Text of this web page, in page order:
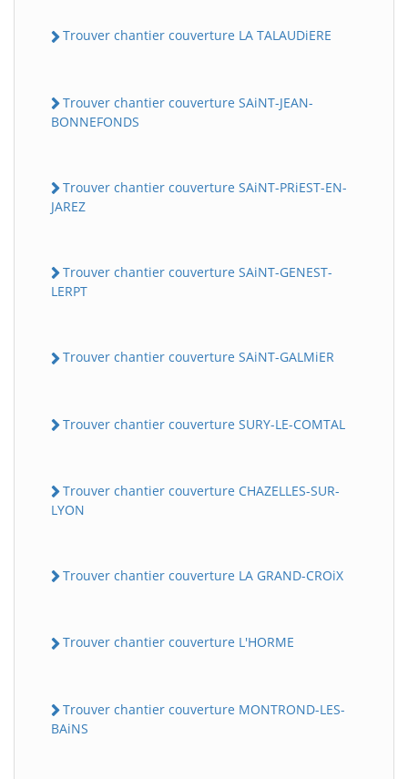
Trouver chantier couverture LA TALAUDiERE
Trouver chantier couverture SAiNT-JEAN-
BONNEFONDS
Trouver chantier couverture SAiNT-PRiEST-EN-
JAREZ
Trouver chantier couverture SAiNT-GENEST-
LERPT
Trouver chantier couverture SAiNT-GALMiER
Trouver chantier couverture SURY-LE-COMTAL
Trouver chantier couverture CHAZELLES-SUR-
LYON
Trouver chantier couverture LA GRAND-CROiX
Trouver chantier couverture L'HORME
Trouver chantier couverture MONTROND-LES-
BAiNS